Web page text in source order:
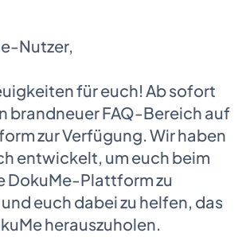
Nutzer,
für euch! Ab sofort
brandneuer FAQ-Bereich auf
zur Verfügung. Wir haben
entwickelt, um euch beim
DokuMe-Plattform zu
euch dabei zu helfen, das
herauszuholen.